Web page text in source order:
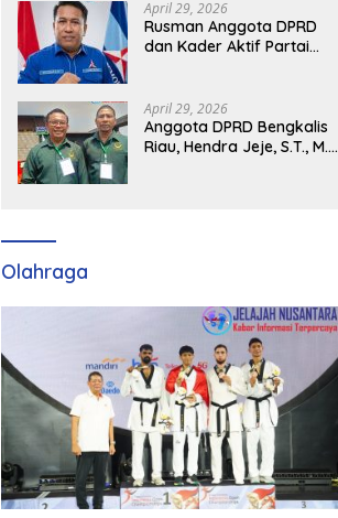
April 29, 2026
Rusman Anggota DPRD
dan Kader Aktif Partai
Cik Ujang Pimpin DPD
Partai Demokrat SumSel
April 29, 2026
Anggota DPRD Bengkalis
Riau, Hendra Jeje, S.T., M.M
Olahraga